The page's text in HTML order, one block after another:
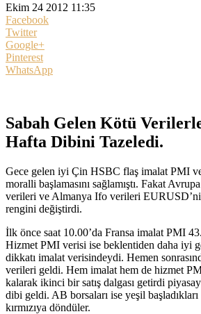
Ekim 24 2012 11:35
Facebook
Twitter
Google+
Pinterest
WhatsApp
Sabah Gelen Kötü
Hafta Dibini Tazeledi.
Gece gelen iyi Çin HSBC flaş imalat PMI
moralli başlamasını sağlamıştı. Fakat
verileri ve Almanya Ifo verileri
rengini değiştirdi.
İlk önce saat 10.00’da Fransa imalat PMI
Hizmet PMI verisi ise beklentiden daha iyi
dikkatı imalat verisindeydi. Hemen
verileri geldi. Hem imalat hem de hizmet
kalarak ikinci bir satış dalgası getirdi
dibi geldi. AB borsaları ise yeşil
kırmızıya döndüler.